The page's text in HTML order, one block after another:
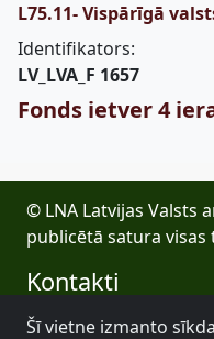
L75.11- Vispārīgā
Identifikators:
LV_LVA_F 1657
Fonds ietver 4
© LNA Latvijas Valsts
publicētā satura visas
Kontakti
E-pasts:
Šī vietne izmanto